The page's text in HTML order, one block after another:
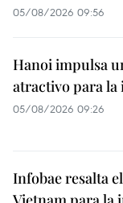
05/08/2026 09:56
Hanoi impulsa
atractivo para
05/08/2026 09:26
Infobae resalta